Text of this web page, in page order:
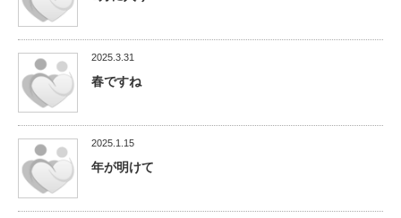
2025.3.31
春ですね
2025.1.15
年が明けて